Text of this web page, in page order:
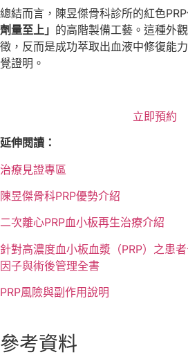
總結而言，陳昱傑骨科診所的紅色
劑量至上」 的高階製備工藝。這種外
徵，反而是成功萃取出血液中修復能
覺證明。
立即預約
延伸閱讀：
治療見證專區
陳昱傑骨科PRP優勢介紹
二次離心PRP血小板再生治療介紹
針對高濃度血小板血漿（PRP）之患
因子與術後管理全書
PRP風險與副作用說明
參考資料